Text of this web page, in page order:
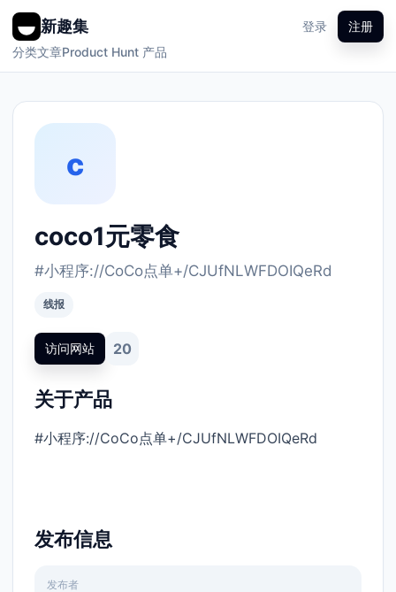
新趣集
分类文章Product Hunt 产品
登录 注册
c
coco1元零食
#小程序://CoCo点单+/CJUfNLWFDOIQeRd
线报
访问网站 20
关于产品
#小程序://CoCo点单+/CJUfNLWFDOIQeRd
发布信息
发布者